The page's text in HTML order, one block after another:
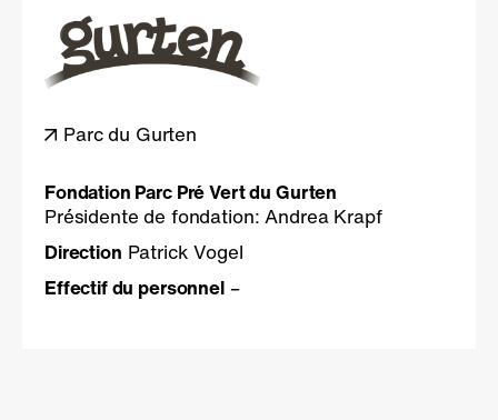
Parc du Gurten
Fondation Parc Pré Vert du Gurten
Présidente de fondation: Andrea Krapf
Direction Patrick Vogel
Effectif du personnel–